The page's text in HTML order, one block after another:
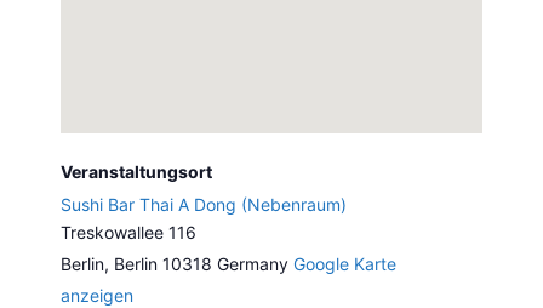
Veranstaltungsort
Sushi Bar Thai A Dong (Nebenraum)
Treskowallee 116
Berlin, Berlin 10318 Germany Google Karte
anzeigen